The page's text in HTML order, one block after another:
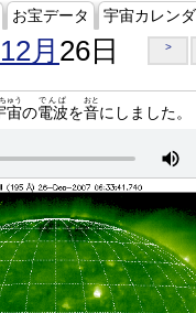
お宝データ 宇宙カレン
月 26日 >
宙
ゅう
の電波
でんぱ
を音
おと
にしました。